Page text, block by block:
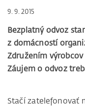
9. 9. 2015
Bezplatný odvoz
z domácností
Združením
Záujem o odvoz
Stačí zatelefonovať